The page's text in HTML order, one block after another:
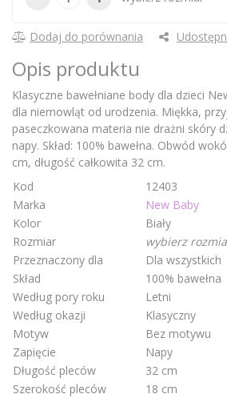
Dodaj do porównania
Opis produktu
Klasyczne bawełniane body dla dzieci
dla niemowląt od urodzenia. Miękka,
paseczkowana materia nie drażni skóry
napy. Skład: 100% bawełna. Obwód
cm, długość całkowita 32 cm.
Kod
12403
Marka
New Baby
Kolor
Biały
Rozmiar
wybierz
Przeznaczony dla
Dla wszystkich
Skład
100% bawełna
Według pory roku
Letni
Według okazji
Klasyczny
Motyw
Bez motywu
Zapięcie
Napy
Długość pleców
32 cm
Szerokość pleców
18 cm